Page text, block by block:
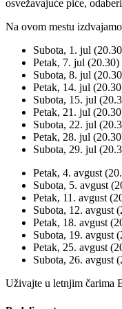
osvežavajuće piće,
Na ovom mestu
Subota, 1. jul
Petak, 7. jul
Subota, 8. jul
Petak, 14. jul
Subota, 15. jul
Petak, 21. jul
Subota, 22. jul
Petak, 28. jul
Subota, 29. jul
Petak, 4. avgust
Subota, 5. avgust
Petak, 11. avgust
Subota, 12. avgust
Petak, 18. avgust
Subota, 19. avgust
Petak, 25. avgust
Subota, 26. avgust
Uživajte u letnjim čarima